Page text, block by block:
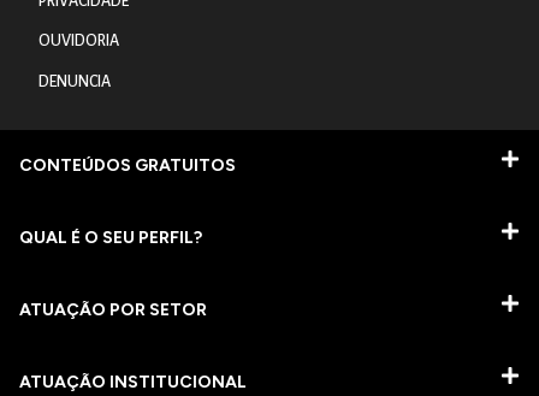
OUVIDORIA
DENUNCIA
CONTEÚDOS GRATUITOS
QUAL É O SEU PERFIL?
ATUAÇÃO POR SETOR
ATUAÇÃO INSTITUCIONAL